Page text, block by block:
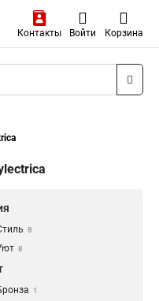
Контакты Войти Корзина
8
8
1